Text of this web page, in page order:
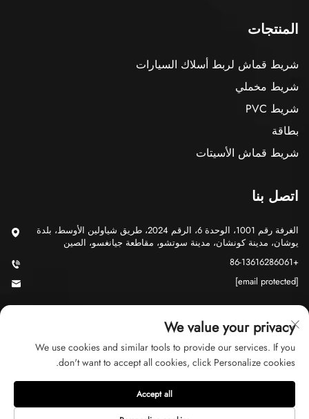
المنتجات
شريط قماش لربط أسلاك السيارات
شريط مخملي
شريط PVC
بطاقة
شريط قماش الأسيتات
اتصل بنا
الغرفة رقم 1001، الوحدة 6، الرقم 2024، طريق شياولين الأوسط، بلدة
يوشان، مدينة كونشان، مدينة سوتشو، مقاطعة جيانغسو، الصين
+86-13616286061
[email protected]
حقوق الت COPYRIGHT © 2026 شركة سوتشو جي يو للتجارة المحدودة.
جميع الحقوق محفوظةسياسة الخصوصية
We value your privacy
We use cookies and similar tools to provide our services. If you
don't want to accept all cookies, click Personalize cookies.
Accept all